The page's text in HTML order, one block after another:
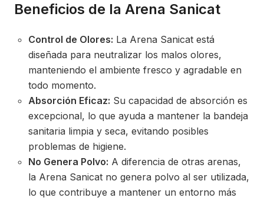
Beneficios de la Arena Sanicat
Control de Olores: La Arena Sanicat está
diseñada para neutralizar los malos olores,
manteniendo el ambiente fresco y agradable en
todo momento.
Absorción Eficaz: Su capacidad de absorción es
excepcional, lo que ayuda a mantener la bandeja
sanitaria limpia y seca, evitando posibles
problemas de higiene.
No Genera Polvo: A diferencia de otras arenas,
la Arena Sanicat no genera polvo al ser utilizada,
lo que contribuye a mantener un entorno más